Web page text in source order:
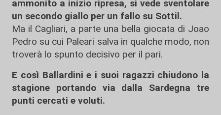
ammonito a inizio ripresa, si vede sventolare
un secondo giallo per un fallo su Sottil.
Ma il Cagliari, a parte una bella giocata di Joao
Pedro su cui Paleari salva in qualche modo, non
troverà lo spunto decisivo per il pari.
E così Ballardini e i suoi ragazzi chiudono la
stagione portando via dalla Sardegna tre
punti cercati e voluti.